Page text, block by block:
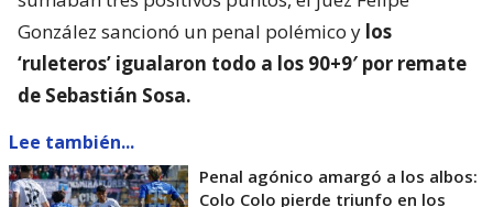
González sancionó un penal polémico y los
‘ruleteros’ igualaron todo a los 90+9′ por remate
de Sebastián Sosa.
Lee también...
Penal agónico amargó a los albos:
Colo Colo pierde triunfo en los